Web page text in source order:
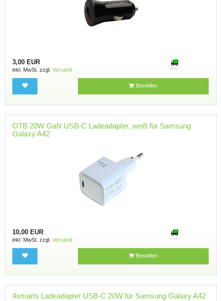
3,00 EUR
inkl. MwSt. zzgl. Versand
Bestellen
OTB 20W GaN USB-C Ladeadapter, weiß für Samsung
Galaxy A42
10,00 EUR
inkl. MwSt. zzgl. Versand
Bestellen
4smarts Ladeadapter USB-C 20W für Samsung Galaxy A42